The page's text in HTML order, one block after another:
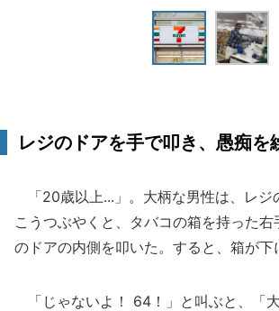
レジのドアを手で叩き、愚痴を
「20歳以上...」。大柄な男性は、レジ
こうつぶやくと、タバコの箱を持った
のドアの内側を叩いた。すると、箱が下
「じゃないよ！ 64！」と叫ぶと、「